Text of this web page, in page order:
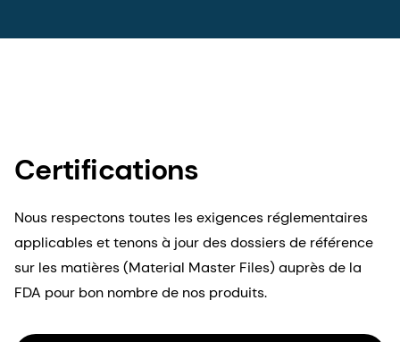
Certifications
Nous respectons toutes les exigences réglementaires
applicables et tenons à jour des dossiers de référence
sur les matières (Material Master Files) auprès de la
FDA pour bon nombre de nos produits.